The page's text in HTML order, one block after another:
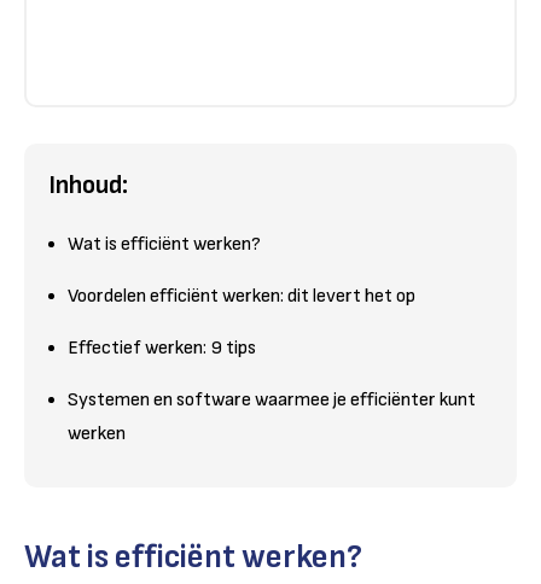
Inhoud:
Wat is efficiënt werken?
Voordelen efficiënt werken: dit levert het op
Effectief werken: 9 tips
Systemen en software waarmee je efficiënter kunt
werken
Wat is efficiënt werken?